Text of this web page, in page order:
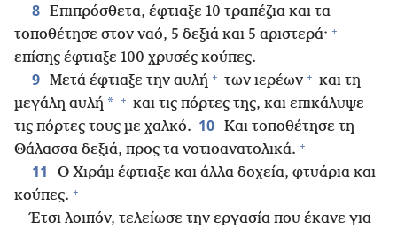
8 Επιπρόσθετα, έφτιαξε 10 τραπέζια και τα
τοποθέτησε στον ναό, 5 δεξιά και 5 αριστερά· +
επίσης έφτιαξε 100 χρυσές κούπες.
9 Μετά έφτιαξε την αυλή + των ιερέων + και τη
μεγάλη αυλή * + και τις πόρτες της, και επικάλυψε
τις πόρτες τους με χαλκό. 10 Και τοποθέτησε τη
Θάλασσα δεξιά, προς τα νοτιοανατολικά. +
11
Ο Χιράμ έφτιαξε και άλλα δοχεία, φτυάρια και
κούπες. +
Έτσι λοιπόν, τελείωσε την εργασία που έκανε για